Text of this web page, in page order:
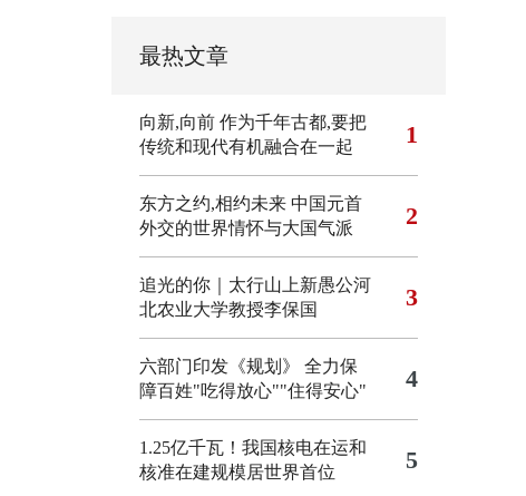
最热文章
向新,向前 作为千年古都,要把
传统和现代有机融合在一起
1
东方之约,相约未来 中国元首
外交的世界情怀与大国气派
2
追光的你｜太行山上新愚公河
北农业大学教授李保国
3
六部门印发《规划》 全力保
障百姓"吃得放心""住得安心"
4
1.25亿千瓦！我国核电在运和
核准在建规模居世界首位
5